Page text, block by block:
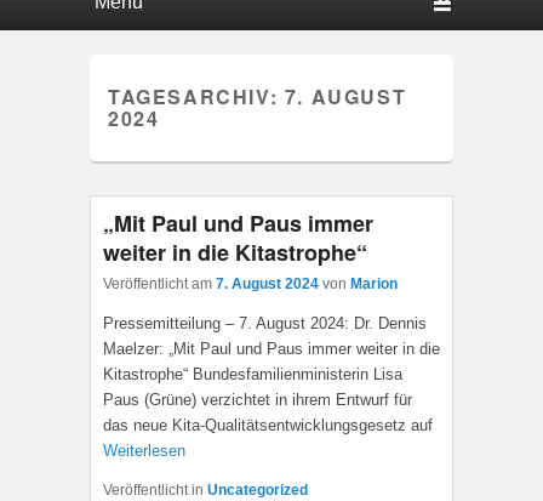
TAGESARCHIV: 7. AUGUST
2024
„Mit Paul und Paus immer
weiter in die Kitastrophe“
Veröffentlicht am 7. August 2024 von Marion
Pressemitteilung – 7. August 2024: Dr. Dennis
Maelzer: „Mit Paul und Paus immer weiter in die
Kitastrophe“ Bundesfamilienministerin Lisa
Paus (Grüne) verzichtet in ihrem Entwurf für
das neue Kita-Qualitätsentwicklungsgesetz auf
Weiterlesen
Veröffentlicht in Uncategorized